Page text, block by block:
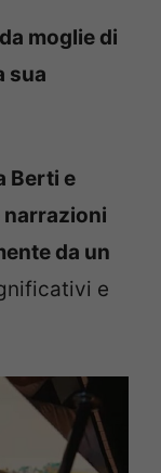
moglie di
sua
Berti e
narrazioni
da un
e